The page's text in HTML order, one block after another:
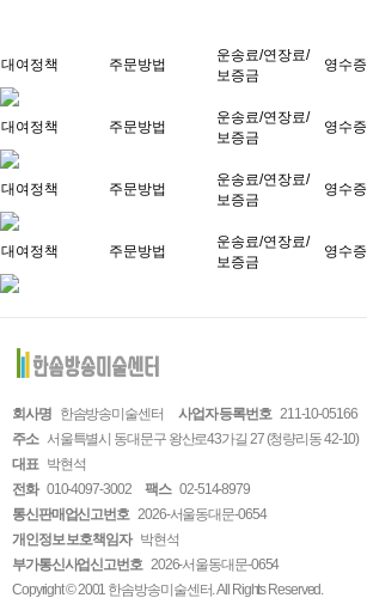
대여정책 주문방법
운송료/연장료/
보증금
영수증
대여정책 주문방법
운송료/연장료/
보증금
영수증
대여정책 주문방법
운송료/연장료/
보증금
영수증
대여정책 주문방법
운송료/연장료/
보증금
영수증
회사명 한솜방송미술센터 사업자 등록번호 211-10-05166
주소 서울특별시 동대문구 왕산로43가길 27 (청량리동 42-10)
대표 박현석
전화 010-4097-3002 팩스 02-514-8979
통신판매업신고번호 2026-서울동대문-0654
개인정보 보호책임자 박현석
부가통신사업신고번호 2026-서울동대문-0654
Copyright © 2001 한솜방송미술센터. All Rights Reserved.